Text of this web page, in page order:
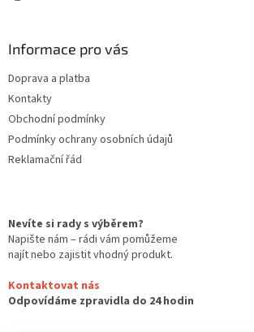
Informace pro vás
Doprava a platba
Kontakty
Obchodní podmínky
Podmínky ochrany osobních údajů
Reklamační řád
Nevíte si rady s výběrem?
Napište nám – rádi vám pomůžeme
najít nebo zajistit vhodný produkt.
Kontaktovat nás
Odpovídáme zpravidla do 24 hodin